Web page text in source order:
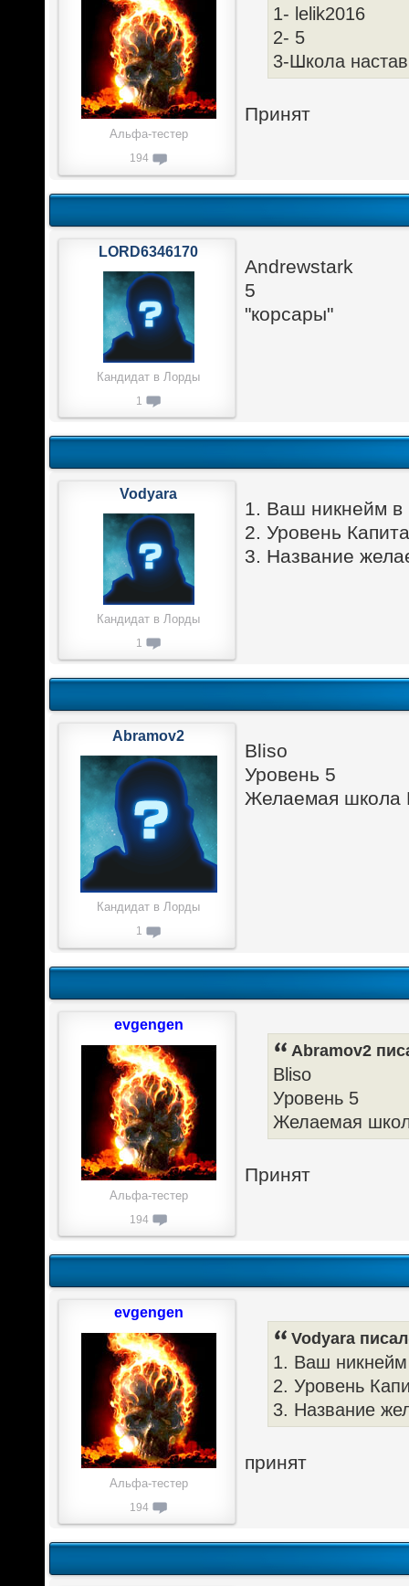
1- lelik2016
2- 5
3-Школа
Принят
Альфа-тестер
194
Andrewstark
5
"корсары"
LORD6346170
Кандидат в Лорды
1
1. Ваш никнейм в
2. Уровень
3. Название
Vodyara
Кандидат в Лорды
1
Bliso
Уровень 5
Желаемая школа
Abramov2
Кандидат в Лорды
1
Abramov2
Bliso
Уровень 5
Желаемая
Принят
evgengen
Альфа-тестер
194
Vodyara
1. Ваш
2. Уровень
3. Название
принят
evgengen
Альфа-тестер
194